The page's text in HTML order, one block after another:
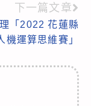
下一篇文章
「2022 花蓮縣
機運算思維賽」